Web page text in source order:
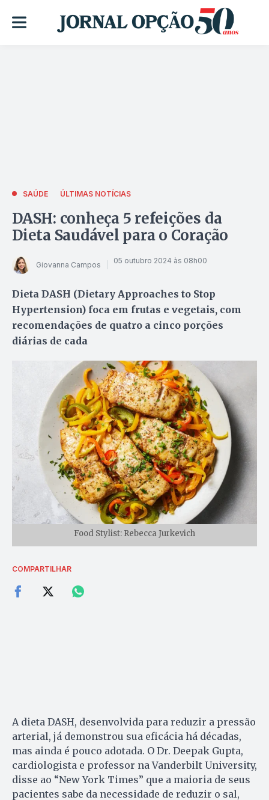
SAÚDE ÚLTIMAS NOTÍCIAS
DASH: conheça 5 refeições da
Dieta Saudável para o Coração
Giovanna Campos 05 outubro 2024 às 08h00
Dieta DASH (Dietary Approaches to Stop
Hypertension) foca em frutas e vegetais, com
recomendações de quatro a cinco porções
diárias de cada
Food Stylist: Rebecca Jurkevich
COMPARTILHAR
A dieta DASH, desenvolvida para reduzir a pressão
arterial, já demonstrou sua eficácia há décadas,
mas ainda é pouco adotada. O Dr. Deepak Gupta,
cardiologista e professor na Vanderbilt University,
disse ao “New York Times” que a maioria de seus
pacientes sabe da necessidade de reduzir o sal,